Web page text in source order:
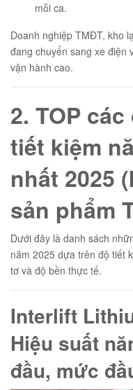
mỗi ca.
Doanh nghiệp TMĐT, kho
đang chuyển sang xe điện
vận hành cao.
2. TOP
tiết kiệm
nhất 2025
sản phẩm
Dưới đây là danh sách
năm 2025 dựa trên độ tiết
tơ và độ bền thực tế.
Interlift
Hiệu suất
đầu, mức